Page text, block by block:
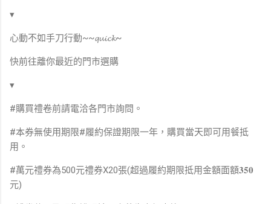
▾
心動不如手刀行動~~𝓺𝓾𝓲𝓬𝓴~
快前往離你最近的門市選購
​▾
#購買禮卷前請電洽各門市詢問。
#本券無使用期限#履約保證期限一年，購買當天即可用餐抵
用。
#萬元禮券為500元禮券X20張(超過履約期限抵用金額面額𝟑𝟓𝟎
元)